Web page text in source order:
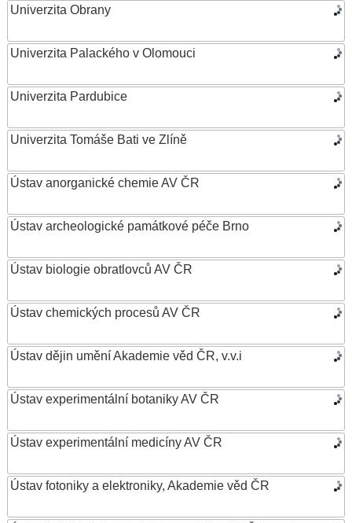
Univerzita Obrany
Univerzita Palackého v Olomouci
Univerzita Pardubice
Univerzita Tomáše Bati ve Zlíně
Ústav anorganické chemie AV ČR
Ústav archeologické památkové péče Brno
Ústav biologie obratlovců AV ČR
Ústav chemických procesů AV ČR
Ústav dějin umění Akademie věd ČR, v.v.i
Ústav experimentální botaniky AV ČR
Ústav experimentální medicíny AV ČR
Ústav fotoniky a elektroniky, Akademie věd ČR